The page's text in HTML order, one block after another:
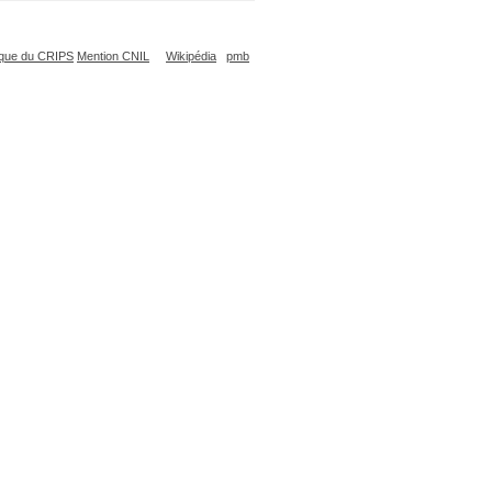
du CRIPS Mention CNIL Wikipédia pmb